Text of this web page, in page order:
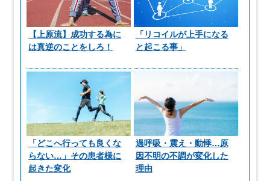
【上原流】成功する為に
は真逆のことをしろ！
「リコイルが上手になる
と起こる事」
「どこへ行っても良くな
らない…」その患者様に
起きた変化
過呼吸・震え・動悸…原
因不明の不調が変化した
理由